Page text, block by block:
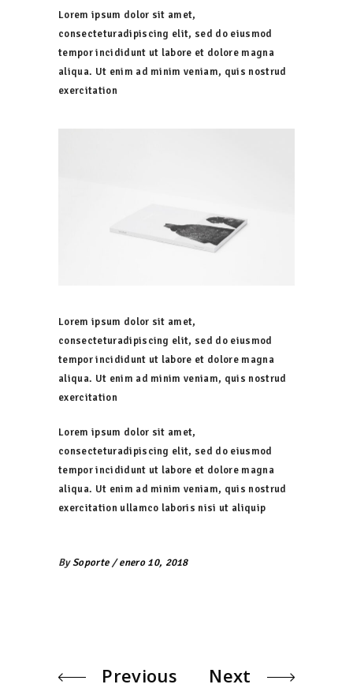
Lorem ipsum dolor sit amet,
consecteturadipiscing elit, sed do eiusmod
tempor incididunt ut labore et dolore magna
aliqua. Ut enim ad minim veniam, quis nostrud
exercitation
Lorem ipsum dolor sit amet,
consecteturadipiscing elit, sed do eiusmod
tempor incididunt ut labore et dolore magna
aliqua. Ut enim ad minim veniam, quis nostrud
exercitation
Lorem ipsum dolor sit amet,
consecteturadipiscing elit, sed do eiusmod
tempor incididunt ut labore et dolore magna
aliqua. Ut enim ad minim veniam, quis nostrud
exercitation ullamco laboris nisi ut aliquip
BySoporte enero 10, 2018
Previous Next